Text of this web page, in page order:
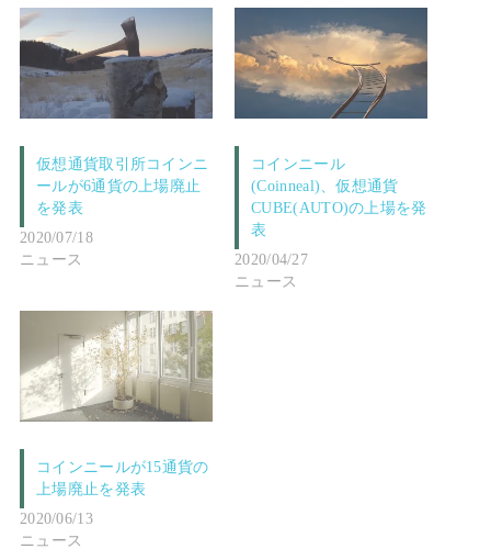
仮想通貨取引所コインニ
ールが6通貨の上場廃止
を発表
2020/07/18
ニュース
コインニール
(Coinneal)、仮想通貨
CUBE(AUTO)の上場を発
表
2020/04/27
ニュース
コインニールが15通貨の
上場廃止を発表
2020/06/13
ニュース